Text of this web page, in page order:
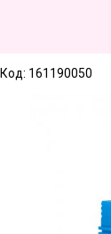
Код: 161190050